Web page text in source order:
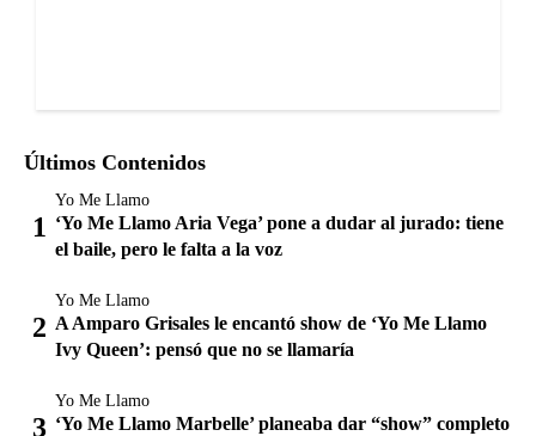
Últimos Contenidos
Yo Me Llamo
‘Yo Me Llamo Aria Vega’ pone a dudar al jurado: tiene
el baile, pero le falta a la voz
Yo Me Llamo
A Amparo Grisales le encantó show de ‘Yo Me Llamo
Ivy Queen’: pensó que no se llamaría
Yo Me Llamo
‘Yo Me Llamo Marbelle’ planeaba dar “show” completo